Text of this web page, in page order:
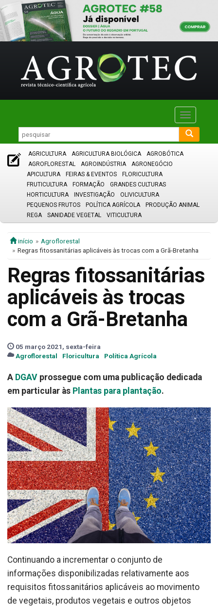
Toggle
AGRICULTURA AGRICULTURA BIOLÓGICA
AGROBÓTICA
AGROFLORESTAL
AGROINDÚSTRIA
AGRONEGÓCIO
APICULTURA
FEIRAS & EVENTOS
FLORICULTURA
FRUTICULTURA
FORMAÇÃO
GRANDES CULTURAS
HORTICULTURA
INVESTIGAÇÃO
OLIVICULTURA
PEQUENOS FRUTOS
POLÍTICA AGRÍCOLA
PRODUÇÃO ANIMAL
REGA
SANIDADE VEGETAL VITICULTURA
início
Agroflorestal
Regras fitossanitárias aplicáveis às trocas com a Grã-Bretanha
Regras fitossanitárias
aplicáveis às trocas
com a Grã-Bretanha
05 março 2021, sexta-feira
Agroflorestal
Floricultura Política Agrícola
A DGAV prossegue com uma publicação dedicada
em particular às Plantas para plantação.
Continuando a incrementar o conjunto de
informações disponibilizadas relativamente aos
requisitos fitossanitários aplicáveis ao movimento
de vegetais, produtos vegetais e outros objetos